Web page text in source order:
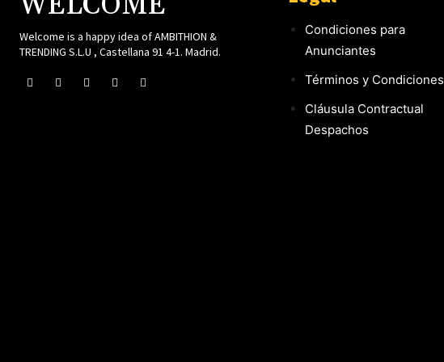
Welcome is a happy idea of AMBITHION &
TRENDING S.L.U , Castellana 91 4-1. Madrid.
Condiciones para
Anunciantes
Términos y Condiciones
Cláusula Contractual
Despachos